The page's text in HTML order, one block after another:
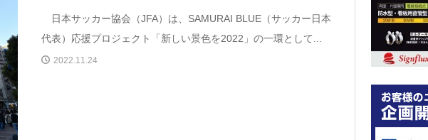
日本サッカー協会（JFA）は、SAMURAI BLUE（サッカー日本
代表）応援プロジェクト「新しい景色を2022」の一環として...
2022.11.24